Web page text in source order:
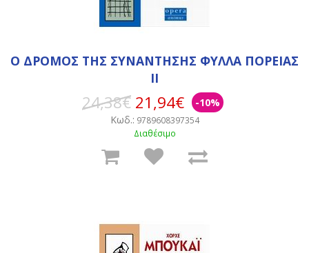
Ο ΔΡΟΜΟΣ ΤΗΣ ΣΥΝΑΝΤΗΣΗΣ ΦΥΛΛΑ ΠΟΡΕΙΑΣ
ΙΙ
24,38€ 21,94€
-10%
Κωδ.: 9789608397354
Διαθέσιμο